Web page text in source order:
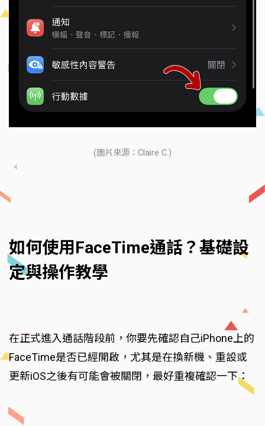
(圖片來源：Claire C.)
如何使用FaceTime通話？基礎設
定與操作教學
在正式進入通話階段前，你要先確認自己iPhone上的
FaceTime是否已經開啟，尤其是在換新機、重設或
更新iOS之後有可能會被關閉，最好重複確認一下：